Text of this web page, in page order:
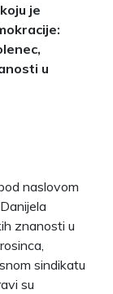
je
u
naslovom
znanosti u
sindikatu
su